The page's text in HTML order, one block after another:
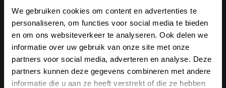
We gebruiken cookies om content en advertenties te
personaliseren, om functies voor social media te bieden
en om ons websiteverkeer te analyseren. Ook delen we
informatie over uw gebruik van onze site met onze
partners voor social media, adverteren en analyse. Deze
partners kunnen deze gegevens combineren met andere
informatie die u aan ze heeft verstrekt of die ze hebben
Seuren Zwaan eettafel recht eiken
Vorm: Rechthoekig, afgeronde hoeken
Materiaal blad: Eiken
Materiaal onderstel: Metaal
Kleur onderstel: RAL1035
Nieuwprijs: €3874,-
Staat: goed, showroommodel